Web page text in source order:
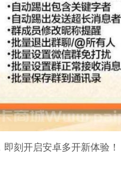
即刻开启安卓多开新体验！